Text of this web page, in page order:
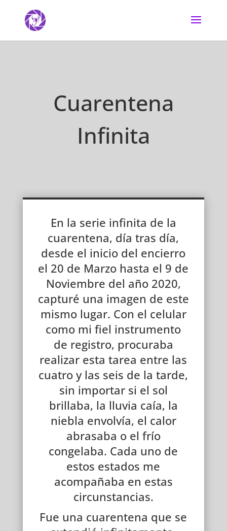
Cuarentena
Infinita
En la serie infinita de la
cuarentena, día tras día,
desde el inicio del encierro
el 20 de Marzo hasta el 9 de
Noviembre del año 2020,
capturé una imagen de este
mismo lugar. Con el celular
como mi fiel instrumento
de registro, procuraba
realizar esta tarea entre las
cuatro y las seis de la tarde,
sin importar si el sol
brillaba, la lluvia caía, la
niebla envolvía, el calor
abrasaba o el frío
congelaba. Cada uno de
estos estados me
acompañaba en estas
circunstancias.
Fue una cuarentena que se